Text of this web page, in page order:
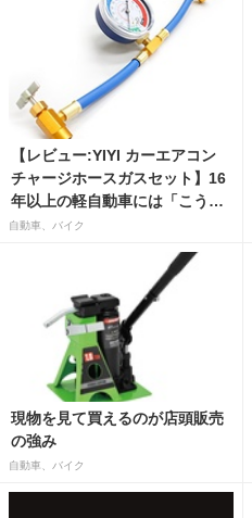
【レビュー:YIYI カーエアコン
チャージホースガスセット】16
年以上の軽自動車には「こうか
はばつぐんだ」が…
自動車、バイク
現物を見て買えるのが店頭販売
の強み
自動車、バイク